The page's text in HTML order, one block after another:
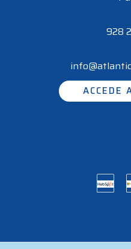
928
ACCEDE